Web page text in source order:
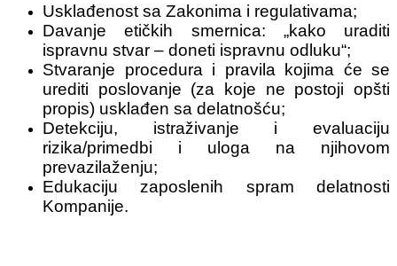
Usklađenost sa Zakonima i regulativama;
Davanje etičkih smernica: „kako uraditi
ispravnu stvar – doneti ispravnu odluku“;
Stvaranje procedura i pravila kojima će se
urediti poslovanje (za koje ne postoji opšti
propis) usklađen sa delatnošću;
Detekciju, istraživanje i evaluaciju
rizika/primedbi i uloga na njihovom
prevazilaženju;
Edukaciju zaposlenih spram delatnosti
Kompanije.